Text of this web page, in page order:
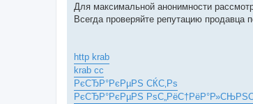
Для максимальной анонимности
Всегда проверяйте репутацию продавца
http krab
krab cc
РєСЂР°РєРµРЅ СЌС‚Рѕ
РєСЂР°РєРµРЅ